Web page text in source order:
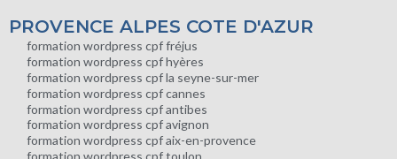
PROVENCE ALPES COTE D'AZUR
formation wordpress cpf fréjus
formation wordpress cpf hyères
formation wordpress cpf la seyne-sur-mer
formation wordpress cpf cannes
formation wordpress cpf antibes
formation wordpress cpf avignon
formation wordpress cpf aix-en-provence
formation wordpress cpf toulon